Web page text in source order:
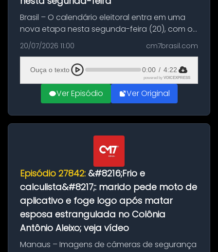
Brasil – O calendário eleitoral entra em uma
nova etapa nesta segunda-feira (20), com o
início do período destinado às convenções
partidárias. Até 5 de agosto, partidos e
federações poderão oficializa...
20/07/2026 11:00 cm7brasil.com
Ouça o texto 0:00 / 4:22
powered by VOICEXPRESS
Ver Episódio Ver Original
Episódio 27842: &#8216;Frio e
calculista&#8217;: marido pede moto de
aplicativo e foge logo após matar
esposa estrangulada no Colônia
Antônio Aleixo; veja vídeo
Manaus – Imagens de câmeras de segurança